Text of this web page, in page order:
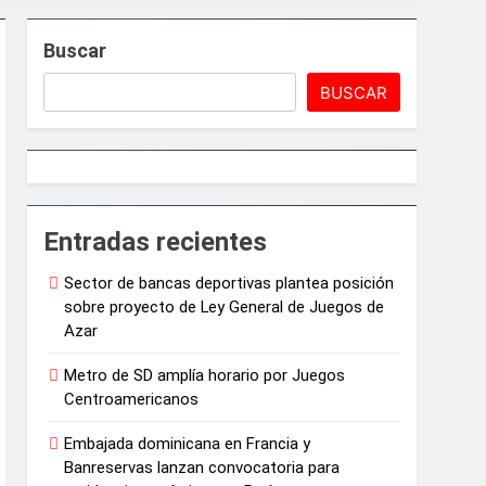
agrícola de la provincia
política
tras la muerte de su madre
Buscar
BUSCAR
Entradas recientes
Sector de bancas deportivas plantea posición
sobre proyecto de Ley General de Juegos de
Azar
Metro de SD amplía horario por Juegos
Centroamericanos
Embajada dominicana en Francia y
Banreservas lanzan convocatoria para